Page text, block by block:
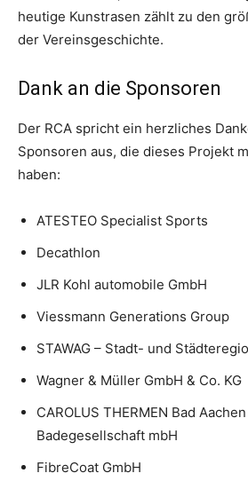
heutige Kunstrasen zählt zu den
der Vereinsgeschichte.
Dank an die Sponsoren
Der RCA spricht ein herzliches
Sponsoren aus, die dieses Projekt
haben:
ATESTEO Specialist Sports
Decathlon
JLR Kohl automobile GmbH
Viessmann Generations Group
STAWAG – Stadt- und
Wagner & Müller GmbH & Co. KG
CAROLUS THERMEN Bad
Badegesellschaft mbH
FibreCoat GmbH